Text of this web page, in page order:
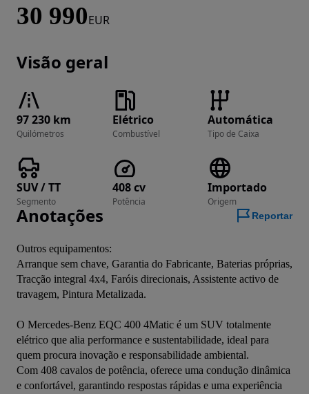
30 990EUR
Visão geral
97 230 km
Quilómetros
Elétrico
Combustível
Automática
Tipo de Caixa
SUV / TT
Segmento
408 cv
Potência
Importado
Origem
Anotações Reportar
Outros equipamentos:
Arranque sem chave, Garantia do Fabricante, Baterias próprias,
Tracção integral 4x4, Faróis direcionais, Assistente activo de
travagem, Pintura Metalizada.
O Mercedes-Benz EQC 400 4Matic é um SUV totalmente
elétrico que alia performance e sustentabilidade, ideal para
quem procura inovação e responsabilidade ambiental.
Com 408 cavalos de potência, oferece uma condução dinâmica
e confortável, garantindo respostas rápidas e uma experiência